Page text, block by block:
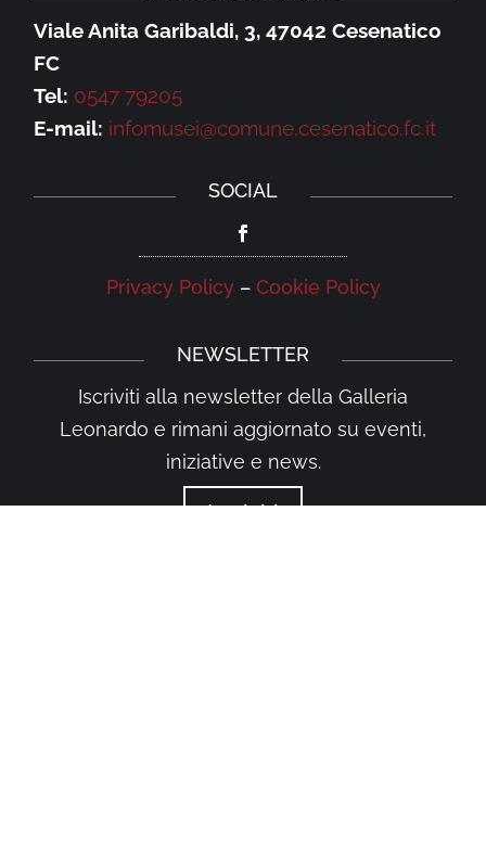
Viale Anita Garibaldi, 3, 47042 Cesenatico
FC
Tel: 0547 79205
E-mail: infomusei@comune.cesenatico.fc.it
SOCIAL
Privacy Policy– Cookie Policy
NEWSLETTER
Iscriviti alla newsletter della Galleria
Leonardo e rimani aggiornato su eventi,
iniziative e news.
Iscriviti